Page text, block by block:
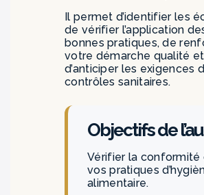
Il permet d’identifier les
de vérifier l’application
bonnes pratiques, de
votre démarche qualité et
d’anticiper les exigences
contrôles sanitaires.
Objectifs de
Vérifier la conformité
vos pratiques
alimentaire.